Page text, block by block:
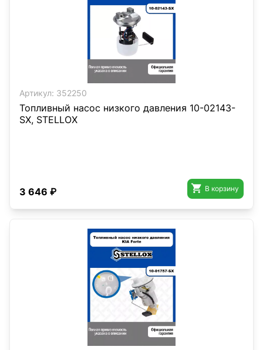
Артикул: 352250
Топливный насос низкого давления 10-02143-
SX, STELLOX
3 646 ₽  В корзину